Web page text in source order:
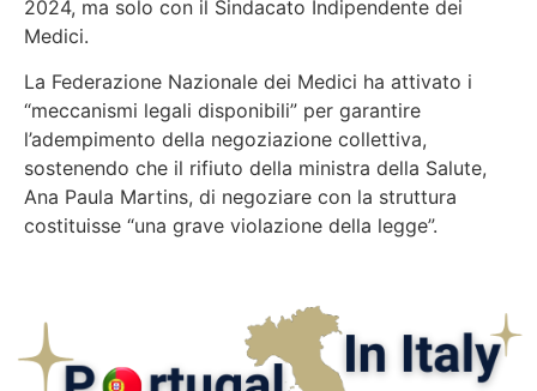
2024, ma solo con il Sindacato Indipendente dei
Medici.
La Federazione Nazionale dei Medici ha attivato i
“meccanismi legali disponibili” per garantire
l’adempimento della negoziazione collettiva,
sostenendo che il rifiuto della ministra della Salute,
Ana Paula Martins, di negoziare con la struttura
costituisse “una grave violazione della legge”.